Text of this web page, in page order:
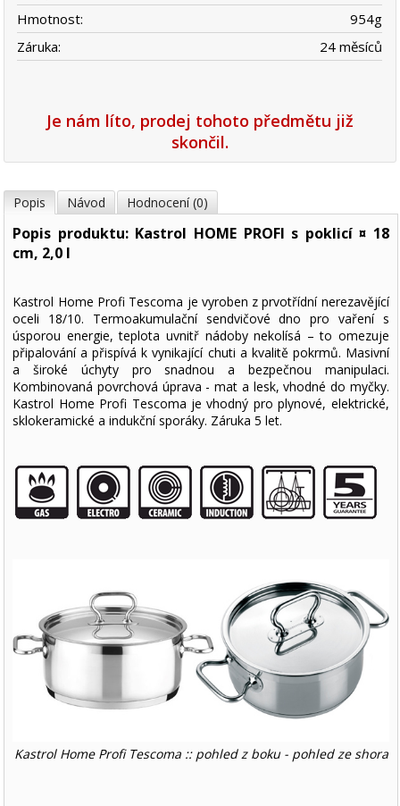
Hmotnost:
954g
Záruka:
24 měsíců
Je nám líto, prodej tohoto předmětu již
skončil.
Popis Návod Hodnocení (0)
Popis produktu: Kastrol HOME PROFI s poklicí ¤ 18
cm, 2,0 l
Kastrol Home Profi Tescoma je vyroben z prvotřídní nerezavějící
oceli 18/10. Termoakumulační sendvičové dno pro vaření s
úsporou energie, teplota uvnitř nádoby nekolísá – to omezuje
připalování a přispívá k vynikající chuti a kvalitě pokrmů. Masivní
a široké úchyty pro snadnou a bezpečnou manipulaci.
Kombinovaná povrchová úprava - mat a lesk, vhodné do myčky.
Kastrol Home Profi Tescoma je vhodný pro plynové, elektrické,
sklokeramické a indukční sporáky. Záruka 5 let.
Kastrol Home Profi Tescoma :: pohled z boku - pohled ze shora